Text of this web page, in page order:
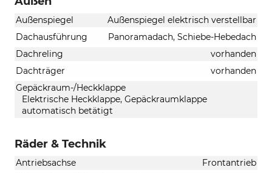
Außenspiegel
Außenspiegel elektrisch verstellbar
Dachausführung
Panoramadach, Schiebe-Hebedach
Dachreling
vorhanden
Dachträger
vorhanden
Gepäckraum-/Heckklappe
Elektrische Heckklappe, Gepäckraumklappe
automatisch betätigt
Räder & Technik
Antriebsachse
Frontantrieb